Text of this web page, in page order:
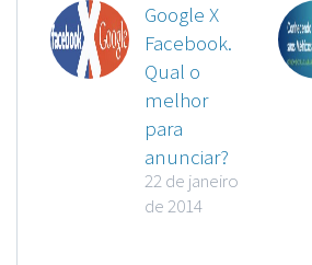
Google X
Facebook.
Qual o
melhor
para
anunciar?
22 de janeiro
de 2014